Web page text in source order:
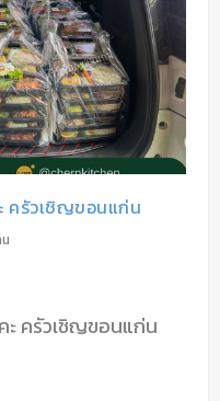
ครัวเชิญขอนแก่น
ครัวเชิญขอนแก่น